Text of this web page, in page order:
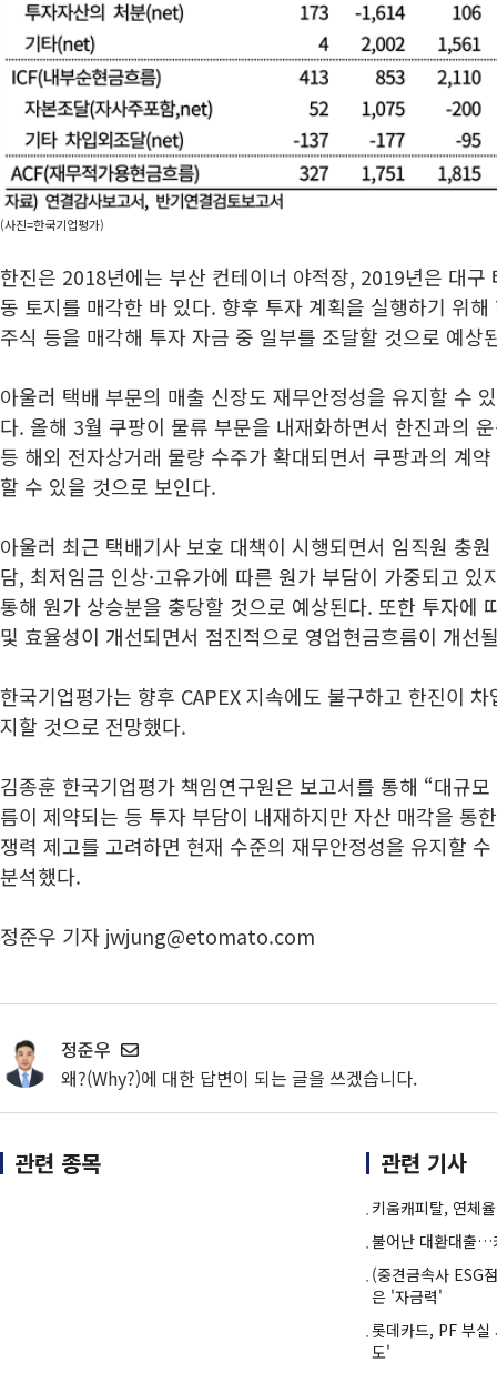
(사진=한국기업평가)
한진은 2018년에는 부산 컨테이너 야적장, 2019년은 대
동 토지를 매각한 바 있다. 향후 투자 계획을 실행하기 위
주식 등을 매각해 투자 자금 중 일부를 조달할 것으로 예상
아울러 택배 부문의 매출 신장도 재무안정성을 유지할 수
다. 올해 3월 쿠팡이 물류 부문을 내재화하면서 한진과의
등 해외 전자상거래 물량 수주가 확대되면서 쿠팡과의 계
할 수 있을 것으로 보인다.
아울러 최근 택배기사 보호 대책이 시행되면서 임직원 충
담, 최저임금 인상·고유가에 따른 원가 부담이 가중되고 있
통해 원가 상승분을 충당할 것으로 예상된다. 또한 투자에
및 효율성이 개선되면서 점진적으로 영업현금흐름이 개선
한국기업평가는 향후 CAPEX 지속에도 불구하고 한진이
지할 것으로 전망했다.
김종훈 한국기업평가 책임연구원은 보고서를 통해 “대규
름이 제약되는 등 투자 부담이 내재하지만 자산 매각을 통
쟁력 제고를 고려하면 현재 수준의 재무안정성을 유지할
분석했다.
정준우 기자 jwjung@etomato.com
정준우
왜?(Why?)에 대한 답변이 되는 글을 쓰겠습니다.
관련 종목 관련 기사
키움캐피탈, 연체
불어난 대환대출…
(중견금속사 ESG
은 '자금력'
롯데카드, PF 부
도'